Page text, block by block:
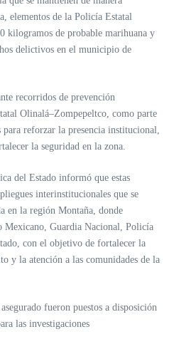
elementos de la Policía Estatal
kilogramos de probable marihuana y
delictivos en el municipio de
recorridos de prevención
Olinalá–Zompepeltco, como parte
reforzar la presencia institucional,
la seguridad en la zona.
del Estado informó que estas
interinstitucionales que se
en la región Montaña, donde
Mexicano, Guardia Nacional, Policía
con el objetivo de fortalecer la
y la atención a las comunidades de la
fueron puestos a disposición
las investigaciones